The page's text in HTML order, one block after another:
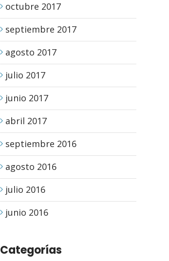
octubre 2017
septiembre 2017
agosto 2017
julio 2017
junio 2017
abril 2017
septiembre 2016
agosto 2016
julio 2016
junio 2016
Categorías